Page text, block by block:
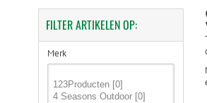
FILTERARTIKELEN OP:
Merk